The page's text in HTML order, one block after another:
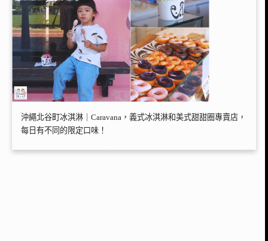
沖繩北谷町冰淇淋｜Caravana，義式冰淇淋和美式甜甜圈專賣店，
每日有不同的限定口味！